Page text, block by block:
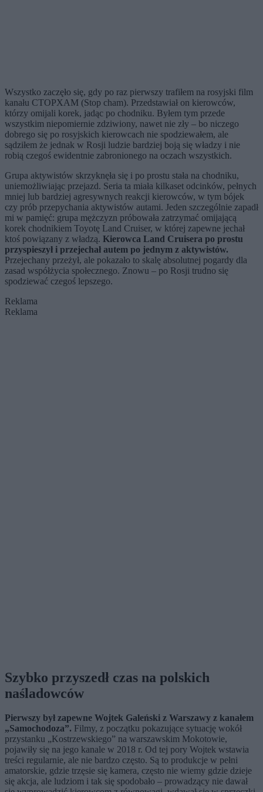
Wszystko zaczęło się, gdy po raz pierwszy trafiłem na rosyjski film
kanału CTOPXAM (Stop cham). Przedstawiał on kierowców,
którzy omijali korek, jadąc po chodniku. Byłem tym przede
wszystkim niepomiernie zdziwiony, nawet nie zły – bo niczego
dobrego się po rosyjskich kierowcach nie spodziewałem, ale
sądziłem że jednak w Rosji ludzie bardziej boją się władzy i nie
robią czegoś ewidentnie zabronionego na oczach wszystkich.
Grupa aktywistów skrzyknęła się i po prostu stała na chodniku,
uniemożliwiając przejazd. Seria ta miała kilkaset odcinków, pełnych
mniej lub bardziej agresywnych reakcji kierowców, w tym bójek
czy prób przepychania aktywistów autami. Jeden szczególnie zapadł
mi w pamięć: grupa mężczyzn próbowała zatrzymać omijającą
korek chodnikiem Toyotę Land Cruiser, w której zapewne jechał
ktoś powiązany z władzą. Kierowca Land Cruisera po prostu
przyspieszył i przejechał autem po jednym z aktywistów.
Przejechany przeżył, ale pokazało to skalę absolutnej pogardy dla
zasad współżycia społecznego. Znowu – po Rosji trudno się
spodziewać czegoś lepszego.
Reklama
Reklama
Szybko przyszedł czas na polskich
naśladowców
Pierwszy był zapewne Wojtek Galeński z Warszawy z kanałem
„Samochodoza”. Filmy, z początku pokazujące sytuację wokół
przystanku „Kostrzewskiego” na warszawskim Mokotowie,
pojawiły się na jego kanale w 2018 r. Od tej pory Wojtek wstawia
treści regularnie, ale nie bardzo często. Są to produkcje w pełni
amatorskie, gdzie trzęsie się kamera, często nie wiemy gdzie dzieje
się akcja, ale ludziom i tak się spodobało – prowadzący nie dawał